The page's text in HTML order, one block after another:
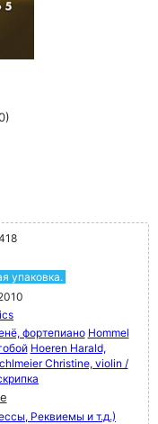
упаковка.
фортепиано Hommel
Hoeren Harald,
Christine, violin /
Реквиемы и т.д.)